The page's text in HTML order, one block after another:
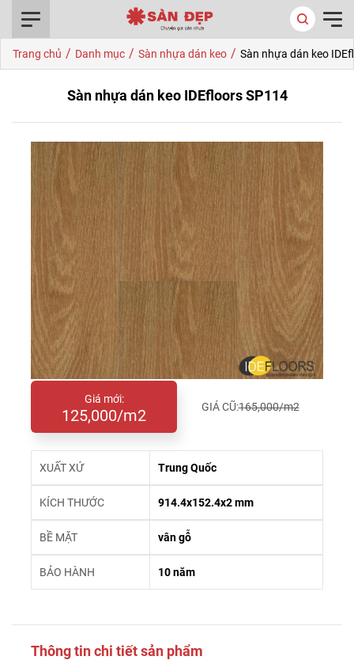
Trang chủ / Danh mục / Sàn nhựa dán keo / Sàn nhựa dán keo
Sàn nhựa dán keo IDEfloors SP114
Giá mới:
125,000/m2 GIÁ CŨ:165,000/m2
XUẤT XỨ Trung Quốc
KÍCH THƯỚC 914.4x152.4x2 mm
BỀ MẶT vân gỗ
BẢO HÀNH 10 năm
Thông tin chi tiết sản phẩm